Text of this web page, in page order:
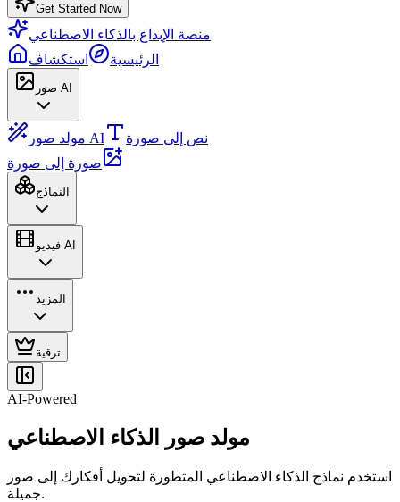
Get Started Now
منصة الإبداع بالذكاء الاصطناعي
الرئيسية
استكشاف
صور AI
مولد صور AI
نص إلى صورة
صورة إلى صورة
النماذج
فيديو AI
المزيد
ترقية
AI-Powered
مولد صور الذكاء الاصطناعي
استخدم نماذج الذكاء الاصطناعي المتطورة لتحويل أفكارك إلى صور
جميلة.